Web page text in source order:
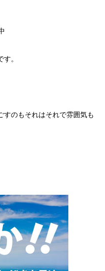
。
すのもそれはそれで雰囲気も